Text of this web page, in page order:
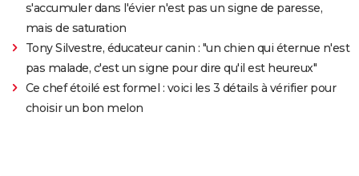
s'accumuler dans l'évier n'est pas un signe de paresse,
mais de saturation
Tony Silvestre, éducateur canin : "un chien qui éternue n'est
pas malade, c'est un signe pour dire qu'il est heureux"
Ce chef étoilé est formel : voici les 3 détails à vérifier pour
choisir un bon melon